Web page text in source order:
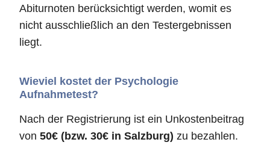
Abiturnoten berücksichtigt werden, womit es
nicht ausschließlich an den Testergebnissen
liegt.
Wieviel kostet der Psychologie
Aufnahmetest?
Nach der Registrierung ist ein Unkostenbeitrag
von 50€ (bzw. 30€ in Salzburg) zu bezahlen.